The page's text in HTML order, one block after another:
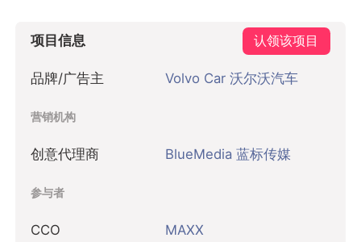
项目信息 认领该项目
品牌/广告主 Volvo Car 沃尔沃汽车
营销机构
创意代理商 BlueMedia 蓝标传媒
参与者
CCO MAXX